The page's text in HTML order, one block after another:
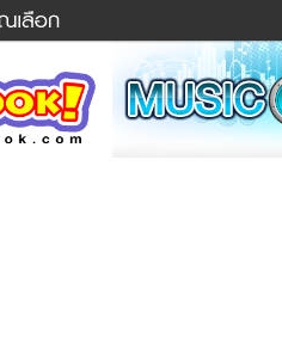
ข่าวด่วน
ละคร